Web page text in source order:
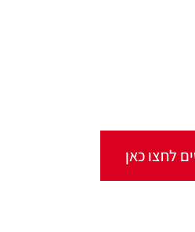
לחצו כאן